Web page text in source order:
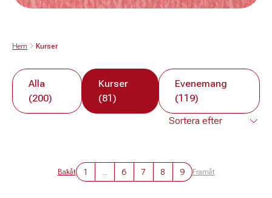
Hem Kurser
Alla
(200)
Kurser
(81)
Evenemang
(119)
Bakåt 1 6 7 8 9 Framåt